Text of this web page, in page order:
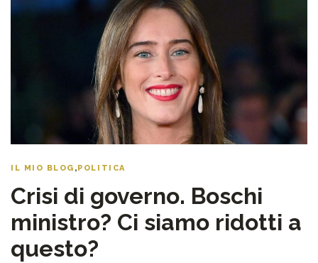
IL MIO BLOG , POLITICA
Crisi di governo. Boschi
ministro? Ci siamo ridotti a
questo?